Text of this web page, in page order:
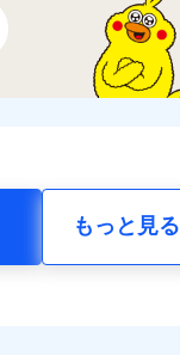
もっと見る